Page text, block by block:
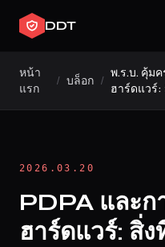
DDT
หน้า
แรก
/ บล็อก /
พ.ร.บ. คุ้ม
ฮาร์ดแวร์:
2026.03.20
PDPA และก
ฮาร์ดแวร์: สิ่